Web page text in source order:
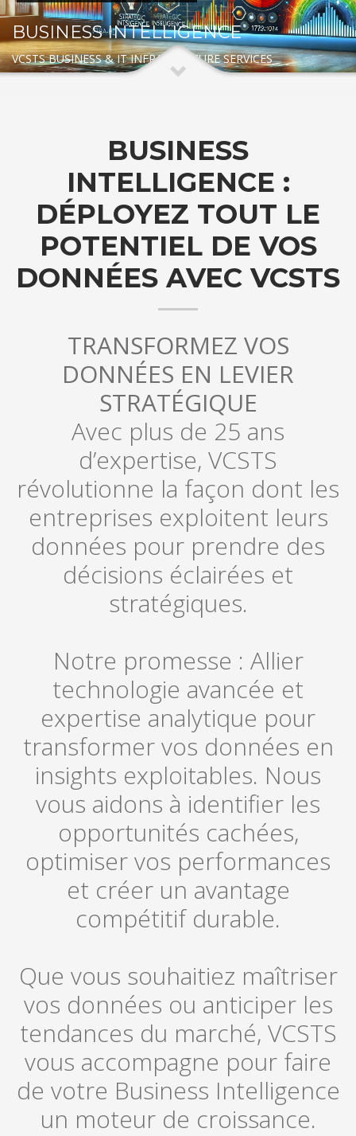
BUSINESS INTELLIGENCE
VCSTS BUSINESS & IT INFRASTRUTURE SERVICES
BUSINESS
INTELLIGENCE :
DÉPLOYEZ TOUT LE
POTENTIEL DE VOS
DONNÉES AVEC VCSTS
TRANSFORMEZ VOS
DONNÉES EN LEVIER
STRATÉGIQUE
Avec plus de 25 ans
d’expertise, VCSTS
révolutionne la façon dont les
entreprises exploitent leurs
données pour prendre des
décisions éclairées et
stratégiques.
Notre promesse : Allier
technologie avancée et
expertise analytique pour
transformer vos données en
insights exploitables. Nous
vous aidons à identifier les
opportunités cachées,
optimiser vos performances
et créer un avantage
compétitif durable.
Que vous souhaitiez maîtriser
vos données ou anticiper les
tendances du marché, VCSTS
vous accompagne pour faire
de votre Business Intelligence
un moteur de croissance.